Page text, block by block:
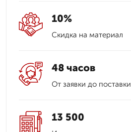
10%
Скидка на материал
48 часов
От заявки до поставки
13 500